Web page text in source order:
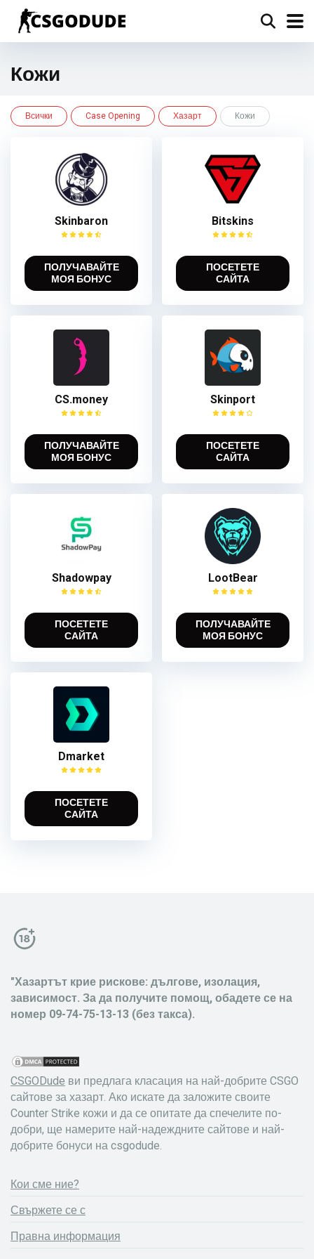
Кожи
Всички Case Opening Хазарт Кожи
Skinbaron
ПОЛУЧАВАЙТЕ
МОЯ БОНУС
Bitskins
ПОСЕТЕТЕ
САЙТА
CS.money
ПОЛУЧАВАЙТЕ
МОЯ БОНУС
Skinport
ПОСЕТЕТЕ
САЙТА
Shadowpay
ПОСЕТЕТЕ
САЙТА
LootBear
ПОЛУЧАВАЙТЕ
МОЯ БОНУС
Dmarket
ПОСЕТЕТЕ
САЙТА
"Хазартът крие рискове: дългове, изолация,
зависимост. За да получите помощ, обадете се на
номер 09-74-75-13-13 (без такса).
CSGODude ви предлага класация на най-добрите CSGO
сайтове за хазарт. Ако искате да заложите своите
Counter Strike кожи и да се опитате да спечелите по-
добри, ще намерите най-надеждните сайтове и най-
добрите бонуси на csgodude.
Кои сме ние?
Свържете се с
Правна информация